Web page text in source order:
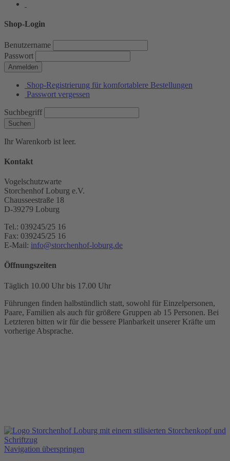
Shop-Login
Benutzername
Passwort
Anmelden
Shop-Registrierung für komfortablere Bestellungen
Passwort vergessen
Suchbegriff
Suchen
Ihr Warenkorb ist leer.
Kontakt
Vogelschutzwarte
Storchenhof Loburg e.V.
Chausseestraße 18
D-39279 Loburg
Tel.: 039245/25 16
Fax: 039245/25 16
E-Mail: info@storchenhof-loburg.de
Öffnungszeiten
Täglich 10.00 Uhr bis 17.00 Uhr
Führungen finden halbstündlich statt, sowohl für Einzelpersonen,
Paare, Familien als auch für größere Gruppen ab 15 Personen. Bei
Letzteren bitten wir für die bessere Planbarkeit unserer Kräfte um
vorherige Absprache.
Navigation überspringen